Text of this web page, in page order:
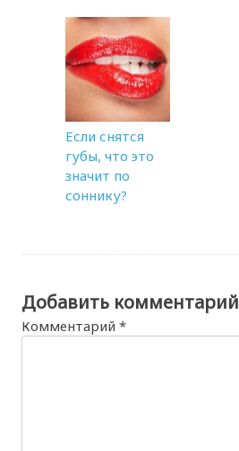
Если снятся
губы, что это
значит по
соннику?
Добавить комментарий
Комментарий*